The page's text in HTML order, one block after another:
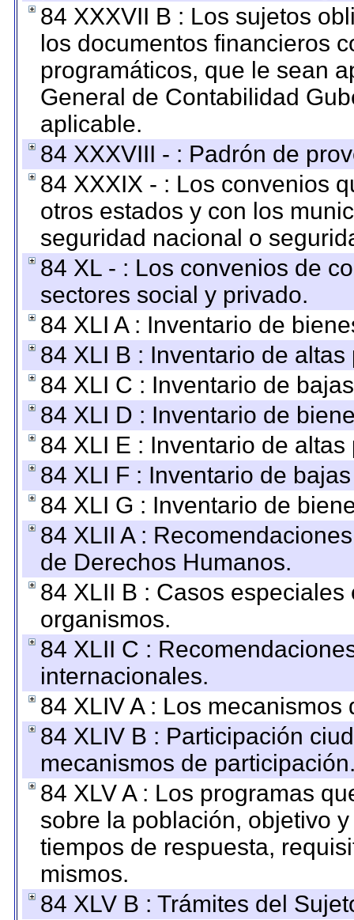
84 XXXVII B : Los sujetos
los documentos financieros
programáticos, que le sean
General de Contabilidad
aplicable.
84 XXXVIII - : Padrón de
84 XXXIX - : Los convenios
otros estados y con los
seguridad nacional o
84 XL - : Los convenios de
sectores social y privado.
84 XLI A : Inventario de
84 XLI B : Inventario de
84 XLI C : Inventario de
84 XLI D : Inventario de
84 XLI E : Inventario de
84 XLI F : Inventario de
84 XLI G : Inventario de
84 XLII A :
de Derechos Humanos.
84 XLII B : Casos
organismos.
84 XLII C :
internacionales.
84 XLIV A : Los
84 XLIV B : Participación
mecanismos de
84 XLV A : Los programas
sobre la población, objetivo
tiempos de respuesta,
mismos.
84 XLV B : Trámites del